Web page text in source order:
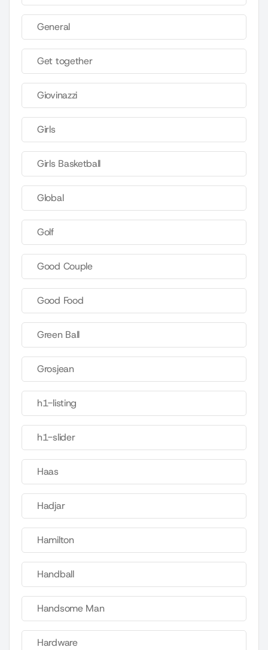
General
Get together
Giovinazzi
Girls
Girls Basketball
Global
Golf
Good Couple
Good Food
Green Ball
Grosjean
h1-listing
h1-slider
Haas
Hadjar
Hamilton
Handball
Handsome Man
Hardware